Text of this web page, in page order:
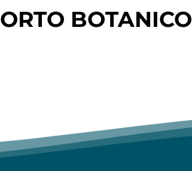
ORTO BOTANICO